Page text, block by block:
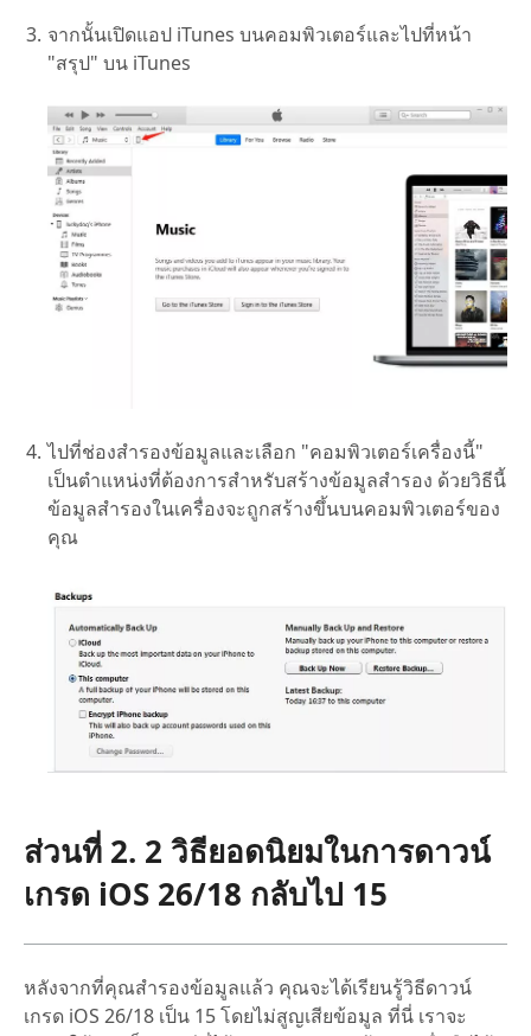
จากนั้นเปิดแอป iTunes บนคอมพิวเตอร์และไปที่หน้า
"สรุป" บน iTunes
ไปที่ช่องสำรองข้อมูลและเลือก "คอมพิวเตอร์เครื่องนี้"
เป็นตำแหน่งที่ต้องการสำหรับสร้างข้อมูลสำรอง ด้วยวิธีนี้
ข้อมูลสำรองในเครื่องจะถูกสร้างขึ้นบนคอมพิวเตอร์ของ
คุณ
ส่วนที่ 2. 2 วิธียอดนิยมในการดาวน์
เกรด iOS 26/18 กลับไป 15
หลังจากที่คุณสำรองข้อมูลแล้ว คุณจะได้เรียนรู้วิธีดาวน์
เกรด iOS 26/18 เป็น 15 โดยไม่สูญเสียข้อมูล ที่นี่ เราจะ